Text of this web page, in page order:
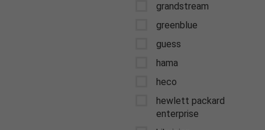
grandstream
greenblue
guess
hama
heco
hewlett packard
enterprise